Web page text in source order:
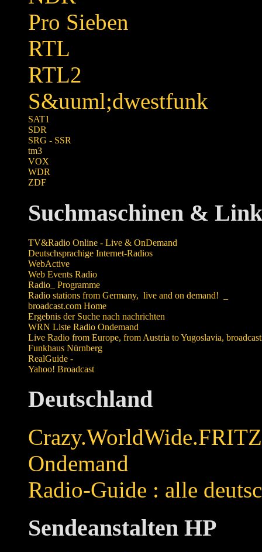
Pro Sieben
RTL
RTL2
S&uuml;dwestfunk
SAT1
SDR
SRG - SSR
tm3
VOX
WDR
ZDF
Suchmaschinen &
TV&Radio Online - Live & OnDemand
Deutschsprachige Internet-Radios
WebActive
Web Events Radio
Radio_ Programme
Radio stations from Germany, live and on
broadcast.com Home
Ergebnis der Suche nach nachrichten
WRN Liste Radio Ondemand
Live Radio from Europe, from Austria to Yugoslavia,
Funkhaus Nürnberg
RealGuide -
Yahoo! Broadcast
Deutschland
Ondemand
Radio-Guide : alle
Sendeanstalten HP